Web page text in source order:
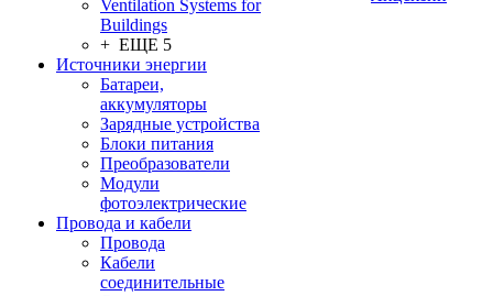
Ventilation Systems for
Buildings
+ ЕЩЕ 5
Источники энергии
Батареи,
аккумуляторы
Зарядные устройства
Блоки питания
Преобразователи
Модули
фотоэлектрические
Провода и кабели
Провода
Кабели
соединительные